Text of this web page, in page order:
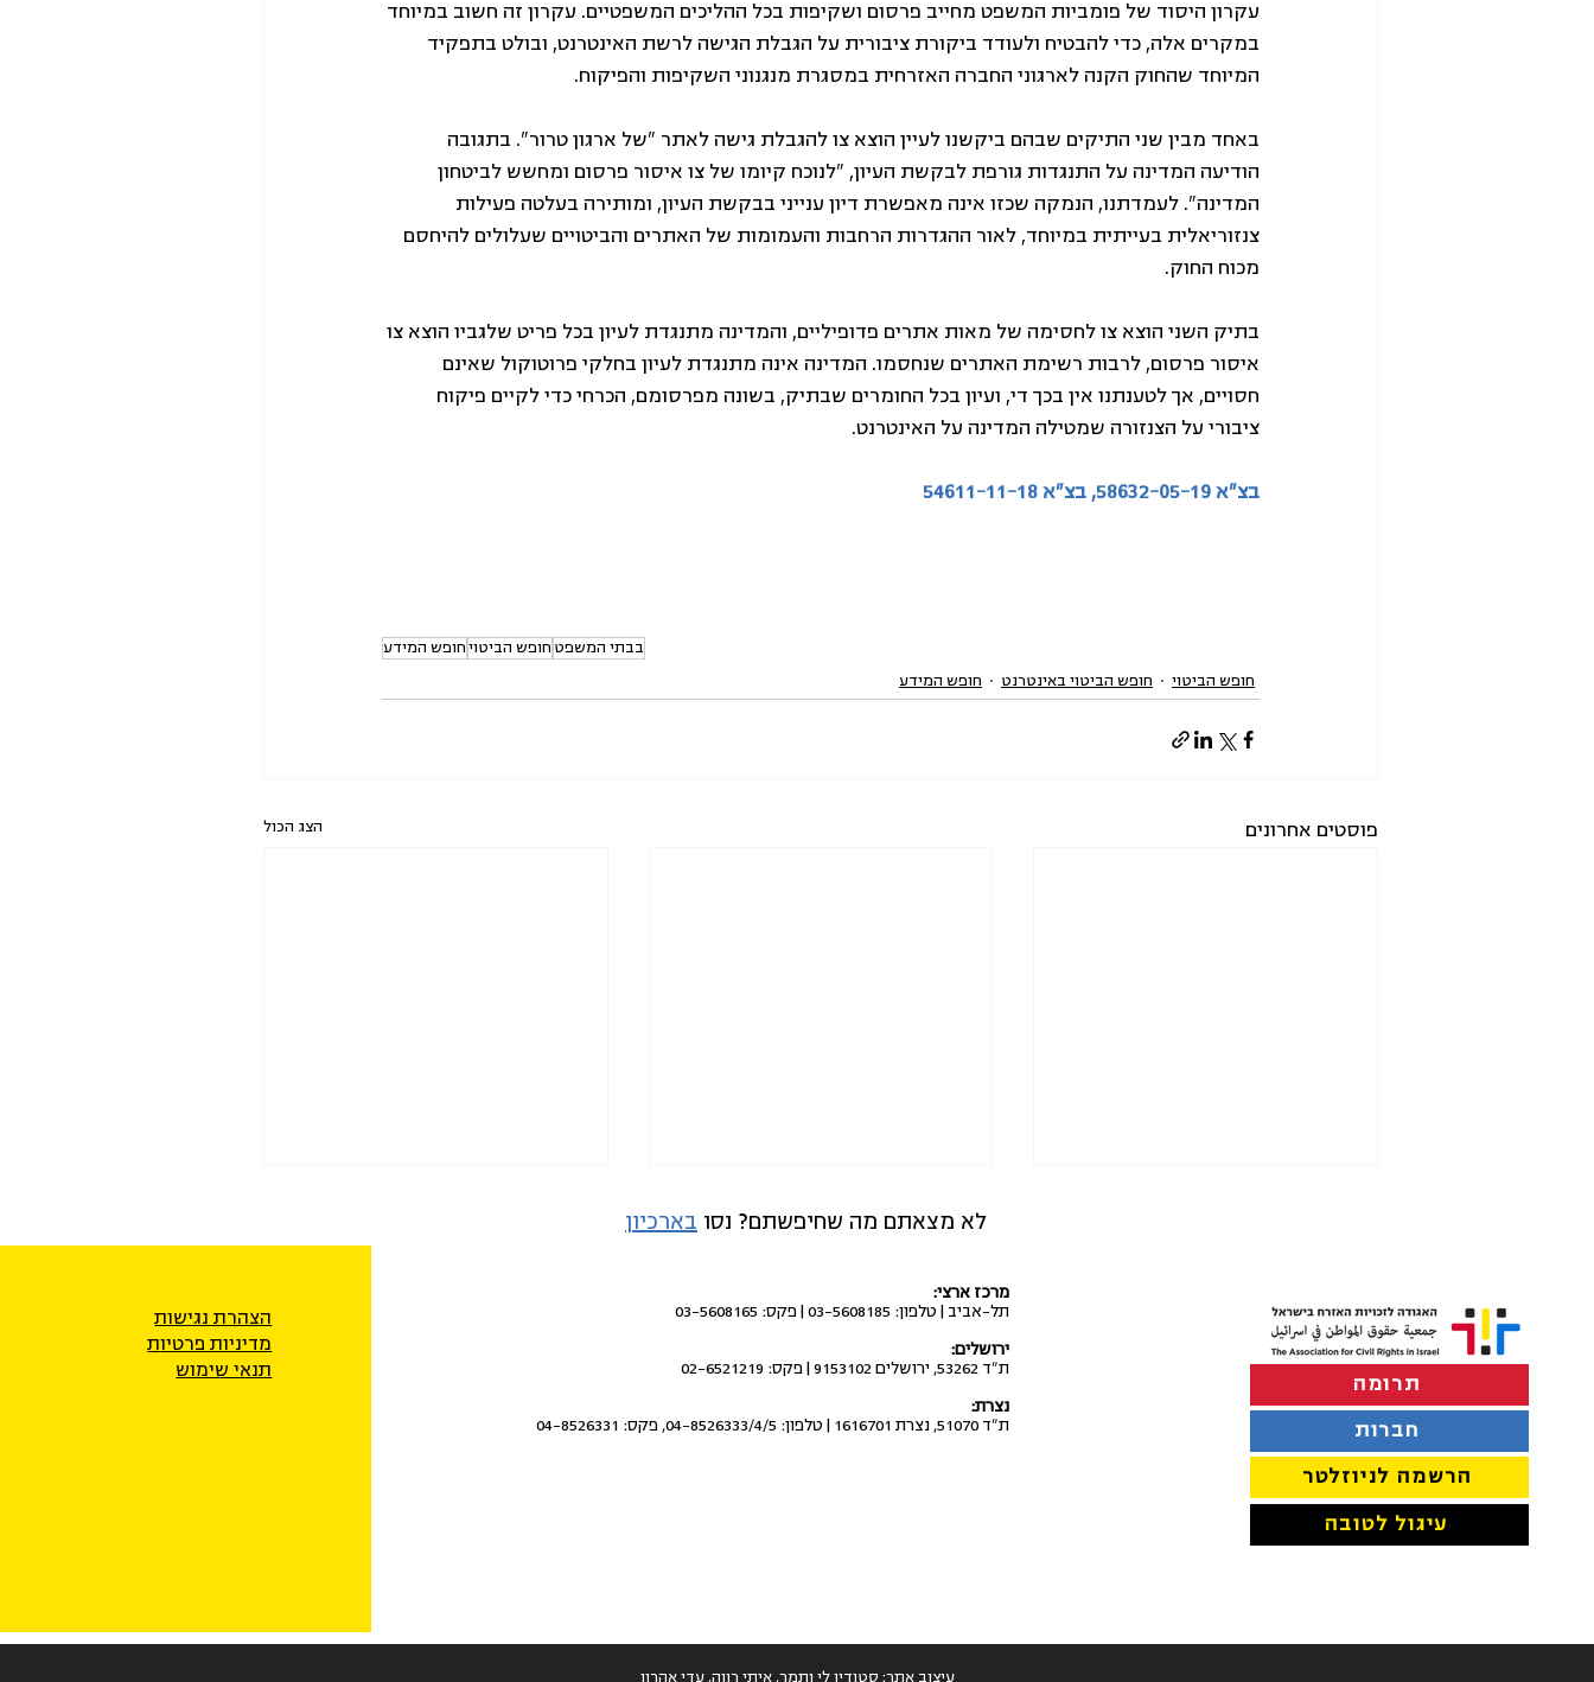
עקרון היסוד של פומביות המשפט מחייב פרסום ושקיפות בכל ההליכים המשפטיים. עקרון זה חשוב במיוחד
במקרים אלה, כדי להבטיח ולעודד ביקורת ציבורית על הגבלת הגישה לרשת האינטרנט, ובולט בתפקיד
המיוחד שהחוק הקנה לארגוני החברה האזרחית במסגרת מנגנוני השקיפות והפיקוח.
באחד מבין שני התיקים שבהם ביקשנו לעיין הוצא צו להגבלת גישה לאתר "של ארגון טרור". בתגובה
הודיעה המדינה על התנגדות גורפת לבקשת העיון, "לנוכח קיומו של צו איסור פרסום ומחשש לביטחון
המדינה". לעמדתנו, הנמקה שכזו אינה מאפשרת דיון ענייני בבקשת העיון, ומותירה בעלטה פעילות
צנזוריאלית בעייתית במיוחד, לאור ההגדרות הרחבות והעמומות של האתרים והביטויים שעלולים להיחסם
מכוח החוק.
בתיק השני הוצא צו לחסימה של מאות אתרים פדופיליים, והמדינה מתנגדת לעיון בכל פריט שלגביו הוצא צו
איסור פרסום, לרבות רשימת האתרים שנחסמו. המדינה אינה מתנגדת לעיון בחלקי פרוטוקול שאינם
חסויים, אך לטענתנו אין בכך די, ועיון בכל החומרים שבתיק, בשונה מפרסומם, הכרחי כדי לקיים פיקוח
ציבורי על הצנזורה שמטילה המדינה על האינטרנט.
בצ"א 58632-05-19, בצ"א 54611-11-18
בבתי המשפט חופש הביטוי חופש המידע
חופש הביטוי
חופש הביטוי באינטרנט חופש המידע
פוסטים אחרונים הצג הכול
מתוכנית החומש לחברה הערבית
החדש
לא מצאתם מה שחיפשתם? נסו בארכיון
הצהרת נגישות
מדיניות פרטיות
תנאי שימוש
מרכז ארצי:
תל-אביב | טלפון: 03-5608185 | פקס: 03-5608165
ירושלים:
ת"ד 53262, ירושלים 9153102 | פקס: 02-6521219
נצרת:
ת"ד 51070, נצרת 1616701 | טלפון: 04-8526333/4/5, פקס: 04-8526331
תרומה
חברות
הרשמה לניוזלטר
עיגול לטובה
עיצוב אתר: סטודיו לי ותמר,איתי רווה,עדי אהרון